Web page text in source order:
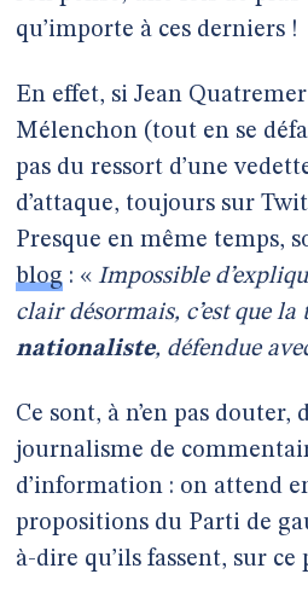
qu’importe à ces derniers !
En effet, si Jean
Mélenchon (tout en se
pas du ressort d’une
d’attaque, toujours sur
Presque en même temps,
blog : « Impossible
clair désormais, c’est que
nationaliste, défendue
Ce sont, à n’en pas
journalisme de
d’information : on attend
propositions du Parti de
à-dire qu’ils fassent, sur